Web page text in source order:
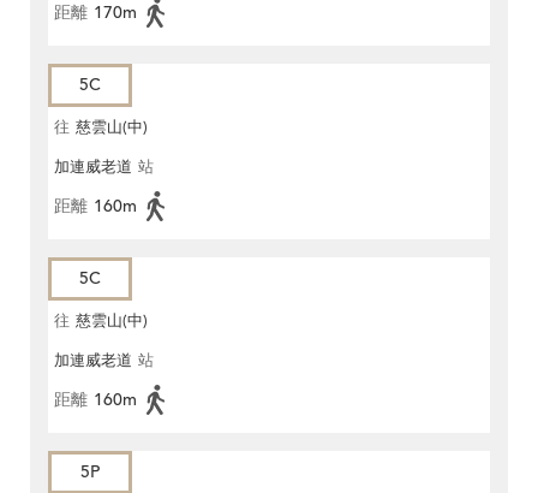
距離 170m
5C
往 慈雲山(中)
加連威老道 站
距離 160m
5C
往 慈雲山(中)
加連威老道 站
距離 160m
5P